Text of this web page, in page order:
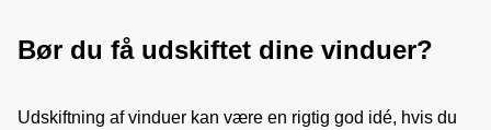
Bør du få udskiftet dine vinduer?
Udskiftning af vinduer kan være en rigtig god idé, hvis du